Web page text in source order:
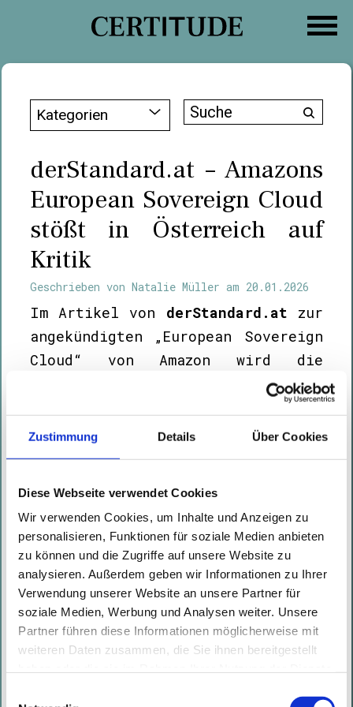
Zustimmung Details Über Cookies
Diese Webseite verwendet Cookies
Wir verwenden Cookies, um Inhalte und Anzeigen zu
personalisieren, Funktionen für soziale Medien anbieten
zu können und die Zugriffe auf unsere Website zu
analysieren. Außerdem geben wir Informationen zu Ihrer
Verwendung unserer Website an unsere Partner für
soziale Medien, Werbung und Analysen weiter. Unsere
Partner führen diese Informationen möglicherweise mit
weiteren Daten zusammen, die Sie ihnen bereitgestellt
Kategorien
Suche
derStandard.at – Amazons
European Sovereign Cloud
stößt in Österreich auf
Kritik
Geschrieben vonNatalie Müller am 20.01.2026
Im Artikel von derStandard.at zur
angekündigten „European Sovereign
Cloud“ von Amazon wird die
Initiative aus österreichischer
Sicht kritisch eingeordnet. Der
Beitrag macht deutlich, dass
technische Maßnahmen allein keine
gewährleisten können und
rechtliche Rahmenbedingungen
weiterhin ausschlaggebend sind.
In diesem Zusammenhang wird auch
unsere Einschätzung zitiert:
„Solange US-amerikanisches Recht
weiterhin greift, bleibt die